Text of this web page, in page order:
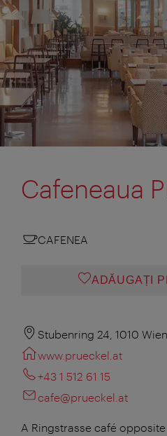
Cafeneaua
CAFENEA
ADĂUGAȚI
Stubenring 24, 1010 Wien
www.prueckel.at
+43 1 512 61 15
cafe@prueckel.at
A Ringstrasse café